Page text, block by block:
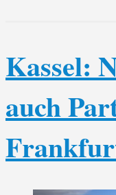
Kassel:
auch